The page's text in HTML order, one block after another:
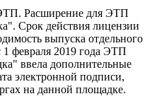
Расширение для ЭТП
Срок действия лицензии
выпуска отдельного
1 февраля 2019 года ЭТП
ввела дополнительные
электронной подписи,
на данной площадке.